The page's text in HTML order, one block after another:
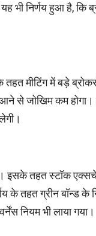
भी निर्णय हुआ है, कि
मीटिंग में बड़े
से जोखिम कम
इसके तहत स्टॉक
तहत ग्रीन बॉन्ड के
नियम भी लाया गया।